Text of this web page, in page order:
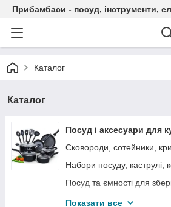
Прибамбаси - посуд, інструменти,
Каталог
Каталог
Посуд і аксесуари для
Сковороди, сотейники,
Набори посуду, каструлі,
Посуд та ємності для
Показати все